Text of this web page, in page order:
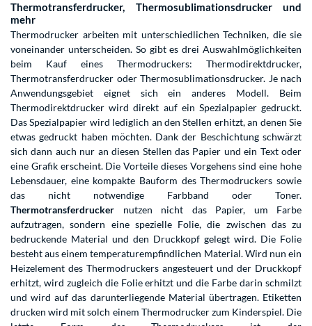
Thermotransferdrucker, Thermosublimationsdrucker und
mehr
Thermodrucker arbeiten mit unterschiedlichen Techniken, die sie
voneinander unterscheiden. So gibt es drei Auswahlmöglichkeiten
beim Kauf eines Thermodruckers: Thermodirektdrucker,
Thermotransferdrucker oder Thermosublimationsdrucker. Je nach
Anwendungsgebiet eignet sich ein anderes Modell. Beim
Thermodirektdrucker wird direkt auf ein Spezialpapier gedruckt.
Das Spezialpapier wird lediglich an den Stellen erhitzt, an denen Sie
etwas gedruckt haben möchten. Dank der Beschichtung schwärzt
sich dann auch nur an diesen Stellen das Papier und ein Text oder
eine Grafik erscheint. Die Vorteile dieses Vorgehens sind eine hohe
Lebensdauer, eine kompakte Bauform des Thermodruckers sowie
das nicht notwendige Farbband oder Toner.
Thermotransferdrucker nutzen nicht das Papier, um Farbe
aufzutragen, sondern eine spezielle Folie, die zwischen das zu
bedruckende Material und den Druckkopf gelegt wird. Die Folie
besteht aus einem temperaturempfindlichen Material. Wird nun ein
Heizelement des Thermodruckers angesteuert und der Druckkopf
erhitzt, wird zugleich die Folie erhitzt und die Farbe darin schmilzt
und wird auf das darunterliegende Material übertragen. Etiketten
drucken wird mit solch einem Thermodrucker zum Kinderspiel. Die